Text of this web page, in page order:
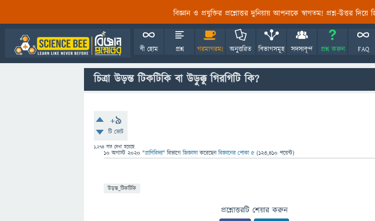
বিজ্ঞান ও প্রযুক্তির প্রশ্নোত্তর দুনিয়ায় আপনাকে স্বাগতম! প্রশ্ন-উত্তর দিয়ে
বী হোম প্রশ্ন গরমাগরম! অনুত্তরিত বিভাগসমূহ সদস্যবৃন্দ প্রশ্ন করুন FAQ
চিত্রা উড়ন্ত টিকটিকি বা উড়ুক্কু গিরগিটি কি?
+9
টি ভোট
1,274 বার দেখা হয়েছে
10 অগাস্ট 2020 "প্রাণিবিদ্যা" বিভাগে জিজ্ঞাসাকরেছেনবিজ্ঞানের পোকা ৫ (123,410 পয়েন্ট)
উড়ন্ত_টিকটিকি
প্রশ্নোত্তরটি শেয়ার করুন